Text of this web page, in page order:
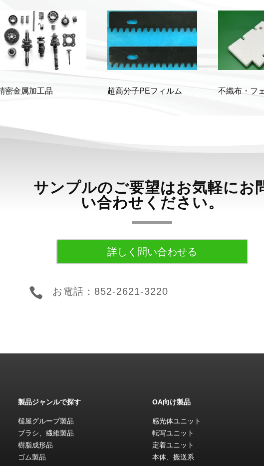
密金属加工品 超高分子PEフィルム 不織布・フ
サンプルのご要望はお気軽にお
い合わせください。
詳しく問い合わせる
 お電話：852-2621-3220
製品ジャンルで探す
槌屋グループ製品
ブラシ、繊維製品
樹脂成形品
ゴム製品
OA向け製品
感光体ユニット
転写ユニット
定着ユニット
本体、搬送系